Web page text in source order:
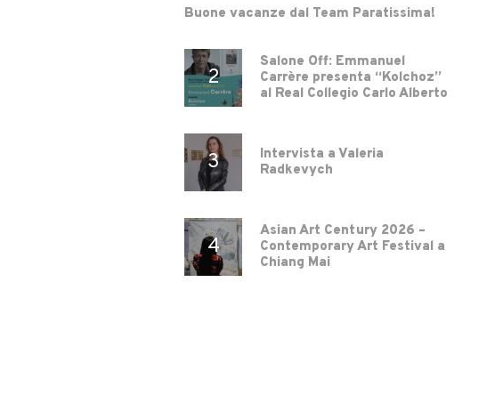
Buone vacanze dal Team Paratissima!
Salone Off: Emmanuel
Carrère presenta “Kolchoz”
al Real Collegio Carlo Alberto
Intervista a Valeria
Radkevych
Asian Art Century 2026 –
Contemporary Art Festival a
Chiang Mai